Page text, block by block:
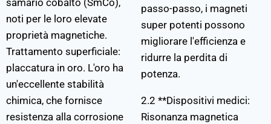
samario cobalto (SmCo),
noti per le loro elevate
proprietà magnetiche.
Trattamento superficiale:
placcatura in oro. L'oro ha
un'eccellente stabilità
chimica, che fornisce
resistenza alla corrosione
passo-passo, i magneti
super potenti possono
migliorare l'efficienza e
ridurre la perdita di
potenza.
2.2 **Dispositivi medici:
Risonanza magnetica